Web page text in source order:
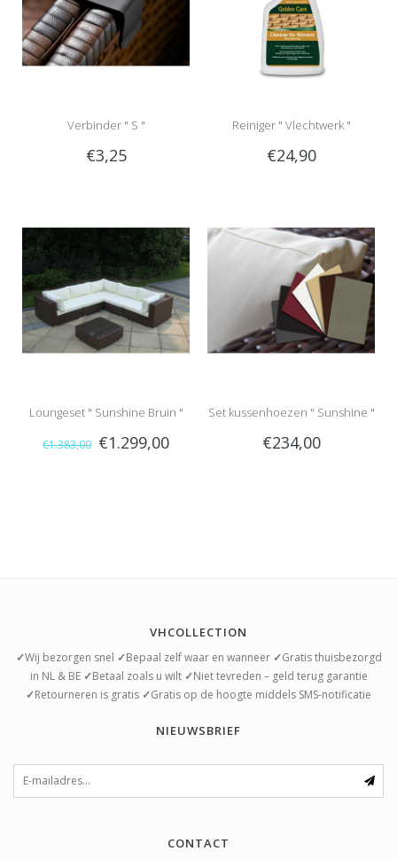
Verbinder " S "
€3,25
Reiniger " Vlechtwerk "
€24,90
Loungeset " Sunshine Bruin "
€1.383,00 €1.299,00
Set kussenhoezen " Sunshine "
€234,00
VHCOLLECTION
✓Wij bezorgen snel ✓Bepaal zelf waar en wanneer ✓Gratis thuisbezorgd
in NL & BE ✓Betaal zoals u wilt ✓Niet tevreden – geld terug garantie
✓Retourneren is gratis ✓Gratis op de hoogte middels SMS-notificatie
NIEUWSBRIEF
CONTACT